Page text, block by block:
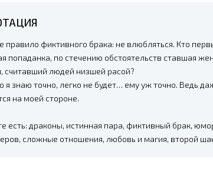
правило фиктивного брака: не влюбляться. Кто
попаданка, по стечению обстоятельств ставшая
считавший людей низшей расой?
я знаю точно, легко не будет… ему уж точно. Ведь
на моей стороне.
есть: драконы, истинная пара, фиктивный брак,
сложные отношения, любовь и магия, второй